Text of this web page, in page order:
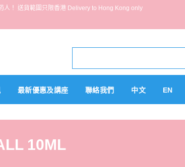
人！ 送貨範圍只限香港 Delivery to Hong Kong only
最新優惠及講座 聯絡我們 中文 EN
10ML